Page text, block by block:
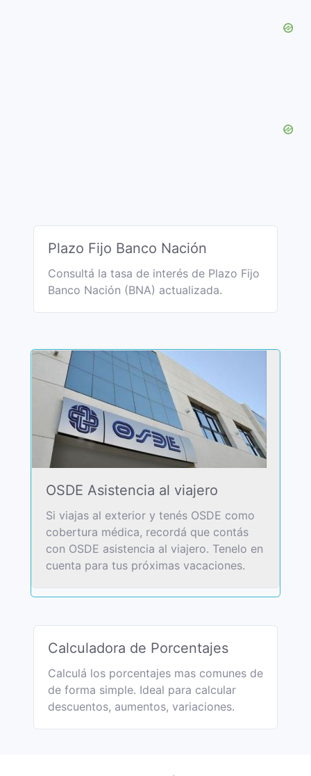
Plazo Fijo Banco Nación
Consultá la tasa de interés de Plazo Fijo
Banco Nación (BNA) actualizada.
OSDE Asistencia al viajero
Si viajas al exterior y tenés OSDE como
cobertura médica, recordá que contás
con OSDE asistencia al viajero. Tenelo en
cuenta para tus próximas vacaciones.
Calculadora de Porcentajes
Calculá los porcentajes mas comunes de
de forma simple. Ideal para calcular
descuentos, aumentos, variaciones.